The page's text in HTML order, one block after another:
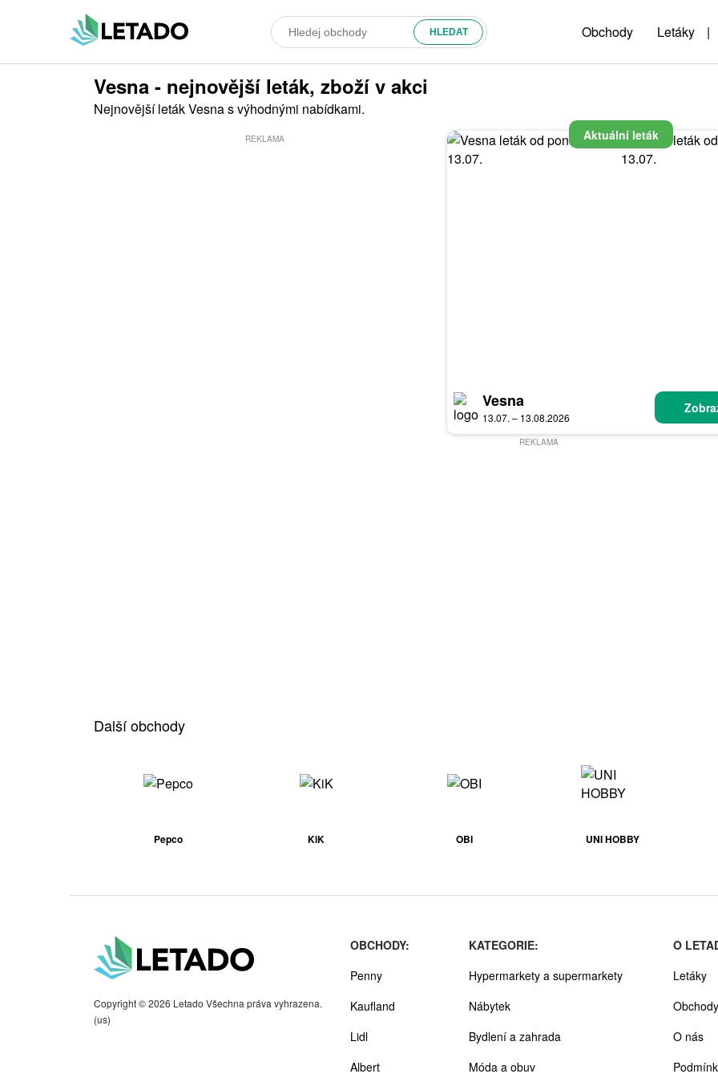
Obchody Letáky |
Vesna - nejnovější leták, zboží v akci
Nejnovější leták Vesna s výhodnými nabídkami.
REKLAMA Aktuální leták
Vesna
13.07. – 13.08.2026
REKLAMA
Další obchody
Pepco KiK OBI UNI HOBBY
Copyright © 2026 Letado Všechna práva vyhrazena.
(us)
OBCHODY:
Penny
Kaufland
Lidl
Albert
KATEGORIE:
Hypermarkety a supermarkety
Nábytek
Bydlení a zahrada
Móda a obuv
O
Letáky
Obchody
O nás